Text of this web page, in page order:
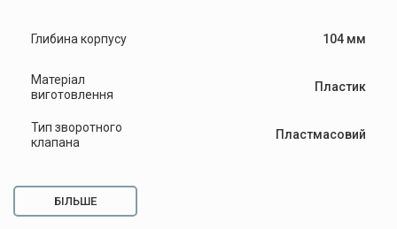
Глибина корпусу 104 мм
Матеріал
виготовлення
Пластик
Тип зворотного
клапана
Пластмасовий
БІЛЬШЕ